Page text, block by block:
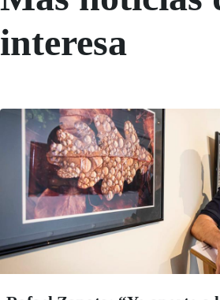
interesa